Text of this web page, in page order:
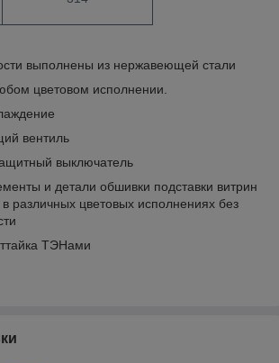
выполнены из нержавеющей стали
цветовом исполнении.
вентиль
выключатель
и детали обшивки подставки витрин
различных цветовых исполнениях без
ТЭНами